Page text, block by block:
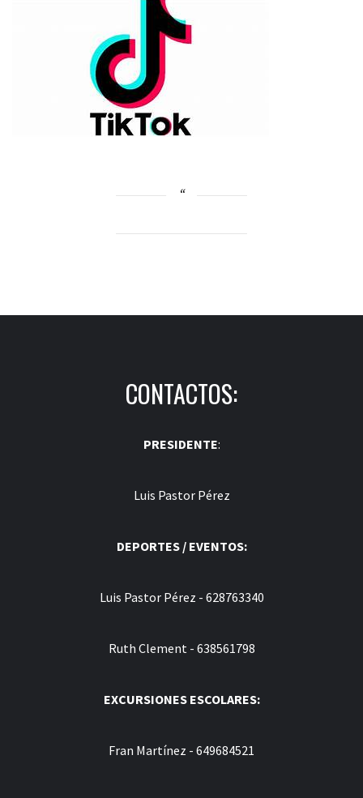
CONTACTOS:
PRESIDENTE:
Luis Pastor Pérez
DEPORTES / EVENTOS:
Luis Pastor Pérez - 628763340
Ruth Clement - 638561798
EXCURSIONES ESCOLARES:
Fran Martínez - 649684521